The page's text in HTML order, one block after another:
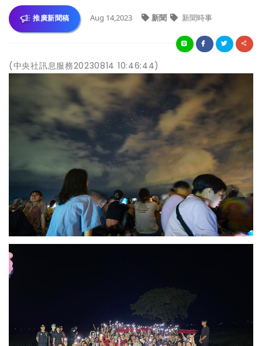
推廣新聞稿 Aug 14,2023 新聞 新聞時事
(中央社訊息服務20230814 10:46:44)